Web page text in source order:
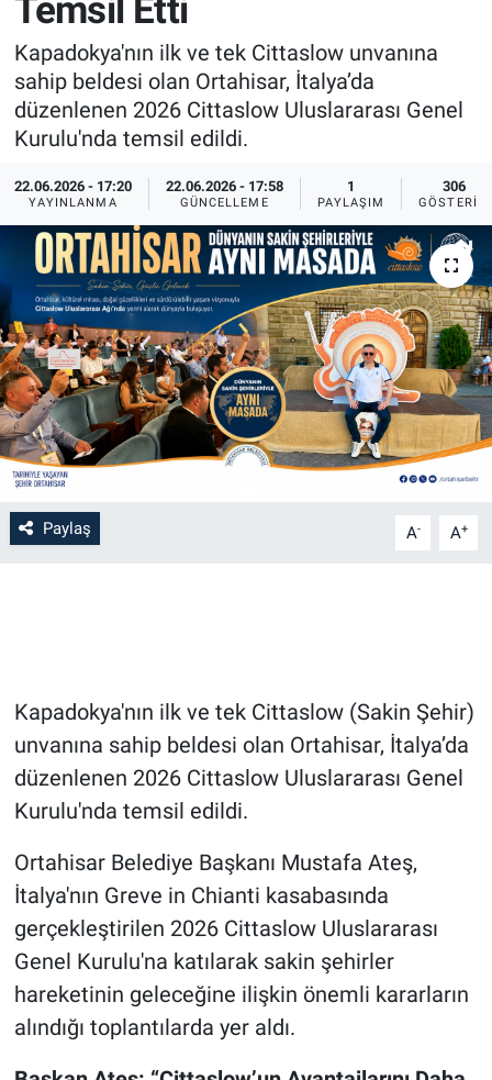
Temsil Etti
Kapadokya'nın ilk ve tek Cittaslow unvanına
sahip beldesi olan Ortahisar, İtalya’da
düzenlenen 2026 Cittaslow Uluslararası Genel
Kurulu'nda temsil edildi.
22.06.2026 - 17:20
YAYINLANMA
22.06.2026 - 17:58
GÜNCELLEME
1
PAYLAŞIM
306
GÖSTERIM
Paylaş A- A+
Kapadokya'nın ilk ve tek Cittaslow (Sakin Şehir)
unvanına sahip beldesi olan Ortahisar, İtalya’da
düzenlenen 2026 Cittaslow Uluslararası Genel
Kurulu'nda temsil edildi.
Ortahisar Belediye Başkanı Mustafa Ateş,
İtalya'nın Greve in Chianti kasabasında
gerçekleştirilen 2026 Cittaslow Uluslararası
Genel Kurulu'na katılarak sakin şehirler
hareketinin geleceğine ilişkin önemli kararların
alındığı toplantılarda yer aldı.
Sağlık
Yerel
Genel
Asayiş
İlan - Duyuru- Mesaj
Türkiye Gündemi
Sizden Gelenler
Yaşam
Sağlık
Eğitim
Kültür
3.Sayfa
Medya
Bilim-Tek
Kayseri
Niğde
Aksaray
Yerel
Genel
İlan - Duyuru- Mesaj
Türkiye Gündemi
Sizden Gelenler